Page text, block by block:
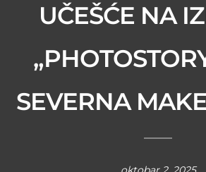
UČEŠĆE NA
SEVERNA